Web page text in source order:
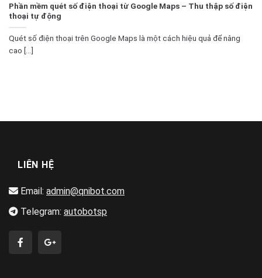
Phần mềm quét số điện thoại từ Google Maps – Thu thập số điện
thoại tự động
Quét số điện thoại trên Google Maps là một cách hiệu quả để nâng
cao [...]
LIÊN HỆ
Email: admin@qnibot.com
Telegram: autobotsp